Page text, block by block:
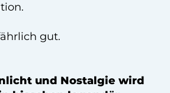
gut.
und Nostalgie wird